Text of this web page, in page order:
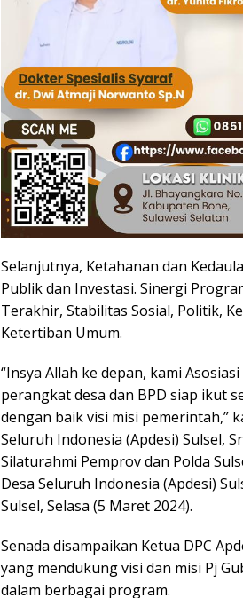
Selanjutnya, Ketahanan dan
Publik dan Investasi. Sinergi
Terakhir, Stabilitas Sosial, Politik,
Ketertiban Umum.
“Insya Allah ke depan, kami
perangkat desa dan BPD siap ikut
dengan baik visi misi pemerintah,”
Seluruh Indonesia (Apdesi) Sulsel,
Silaturahmi Pemprov dan Polda
Desa Seluruh Indonesia (Apdesi)
Sulsel, Selasa (5 Maret 2024).
Senada disampaikan Ketua DPC
yang mendukung visi dan misi Pj
dalam berbagai program.